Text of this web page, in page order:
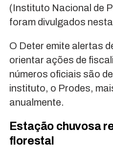
(Instituto Nacional de
foram divulgados
O Deter emite alertas
orientar ações de
números oficiais são
instituto, o Prodes,
anualmente.
Estação chuvosa
florestal